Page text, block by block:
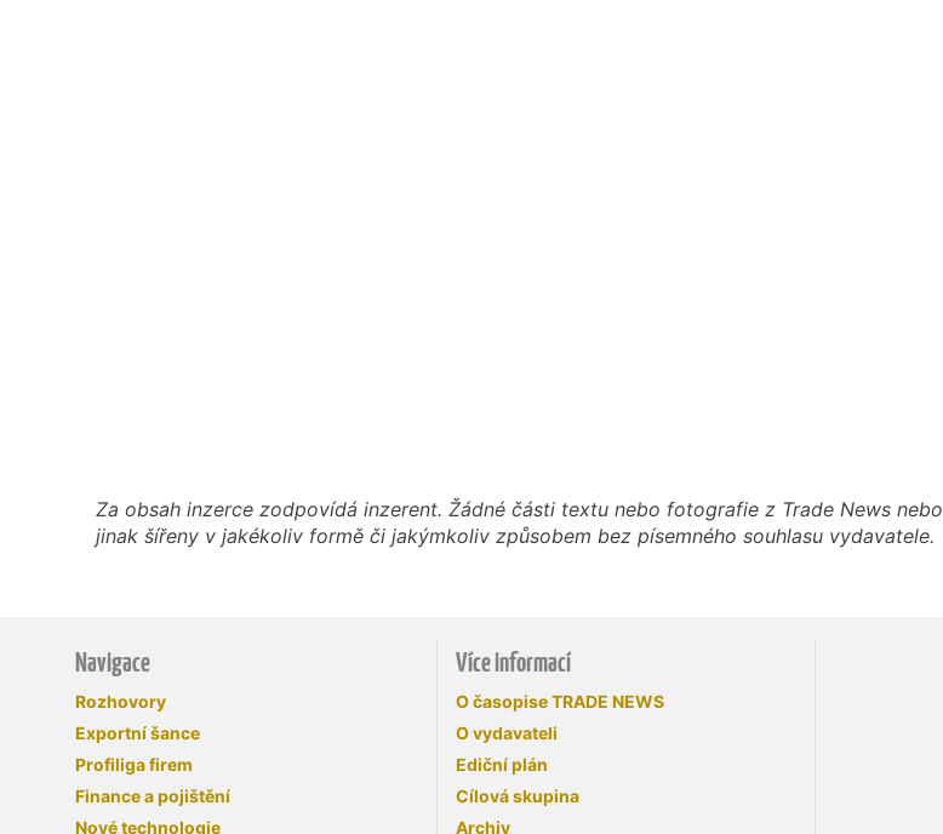
Za obsah inzerce zodpovídá inzerent. Žádné části textu nebo fotografie z Trade News nebo
jinak šířeny v jakékoliv formě či jakýmkoliv způsobem bez písemného souhlasu vydavatele.
Navigace
Rozhovory
Exportní šance
Profiliga firem
Finance a pojištění
Nové technologie
Více informací
O časopise TRADE NEWS
O vydavateli
Ediční plán
Cílová skupina
Archiv